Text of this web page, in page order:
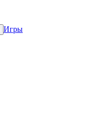
Игры